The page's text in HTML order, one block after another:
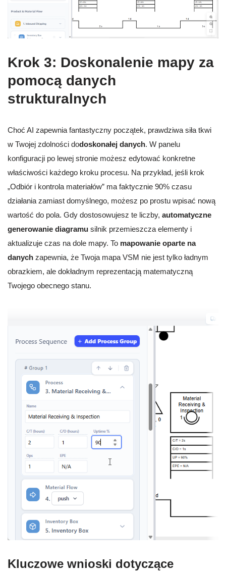
Krok 3: Doskonalenie mapy za
pomocą danych
strukturalnych
Choć AI zapewnia fantastyczny początek, prawdziwa siła tkwi
w Twojej zdolności dodoskonałej danych. W panelu
konfiguracji po lewej stronie możesz edytować konkretne
właściwości każdego kroku procesu. Na przykład, jeśli krok
„Odbiór i kontrola materiałów” ma faktycznie 90% czasu
działania zamiast domyślnego, możesz po prostu wpisać nową
wartość do pola. Gdy dostosowujesz te liczby, automatyczne
generowanie diagramu silnik przemieszcza elementy i
aktualizuje czas na dole mapy. To mapowanie oparte na
danych zapewnia, że Twoja mapa VSM nie jest tylko ładnym
obrazkiem, ale dokładnym reprezentacją matematyczną
Twojego obecnego stanu.
Kluczowe wnioski dotyczące